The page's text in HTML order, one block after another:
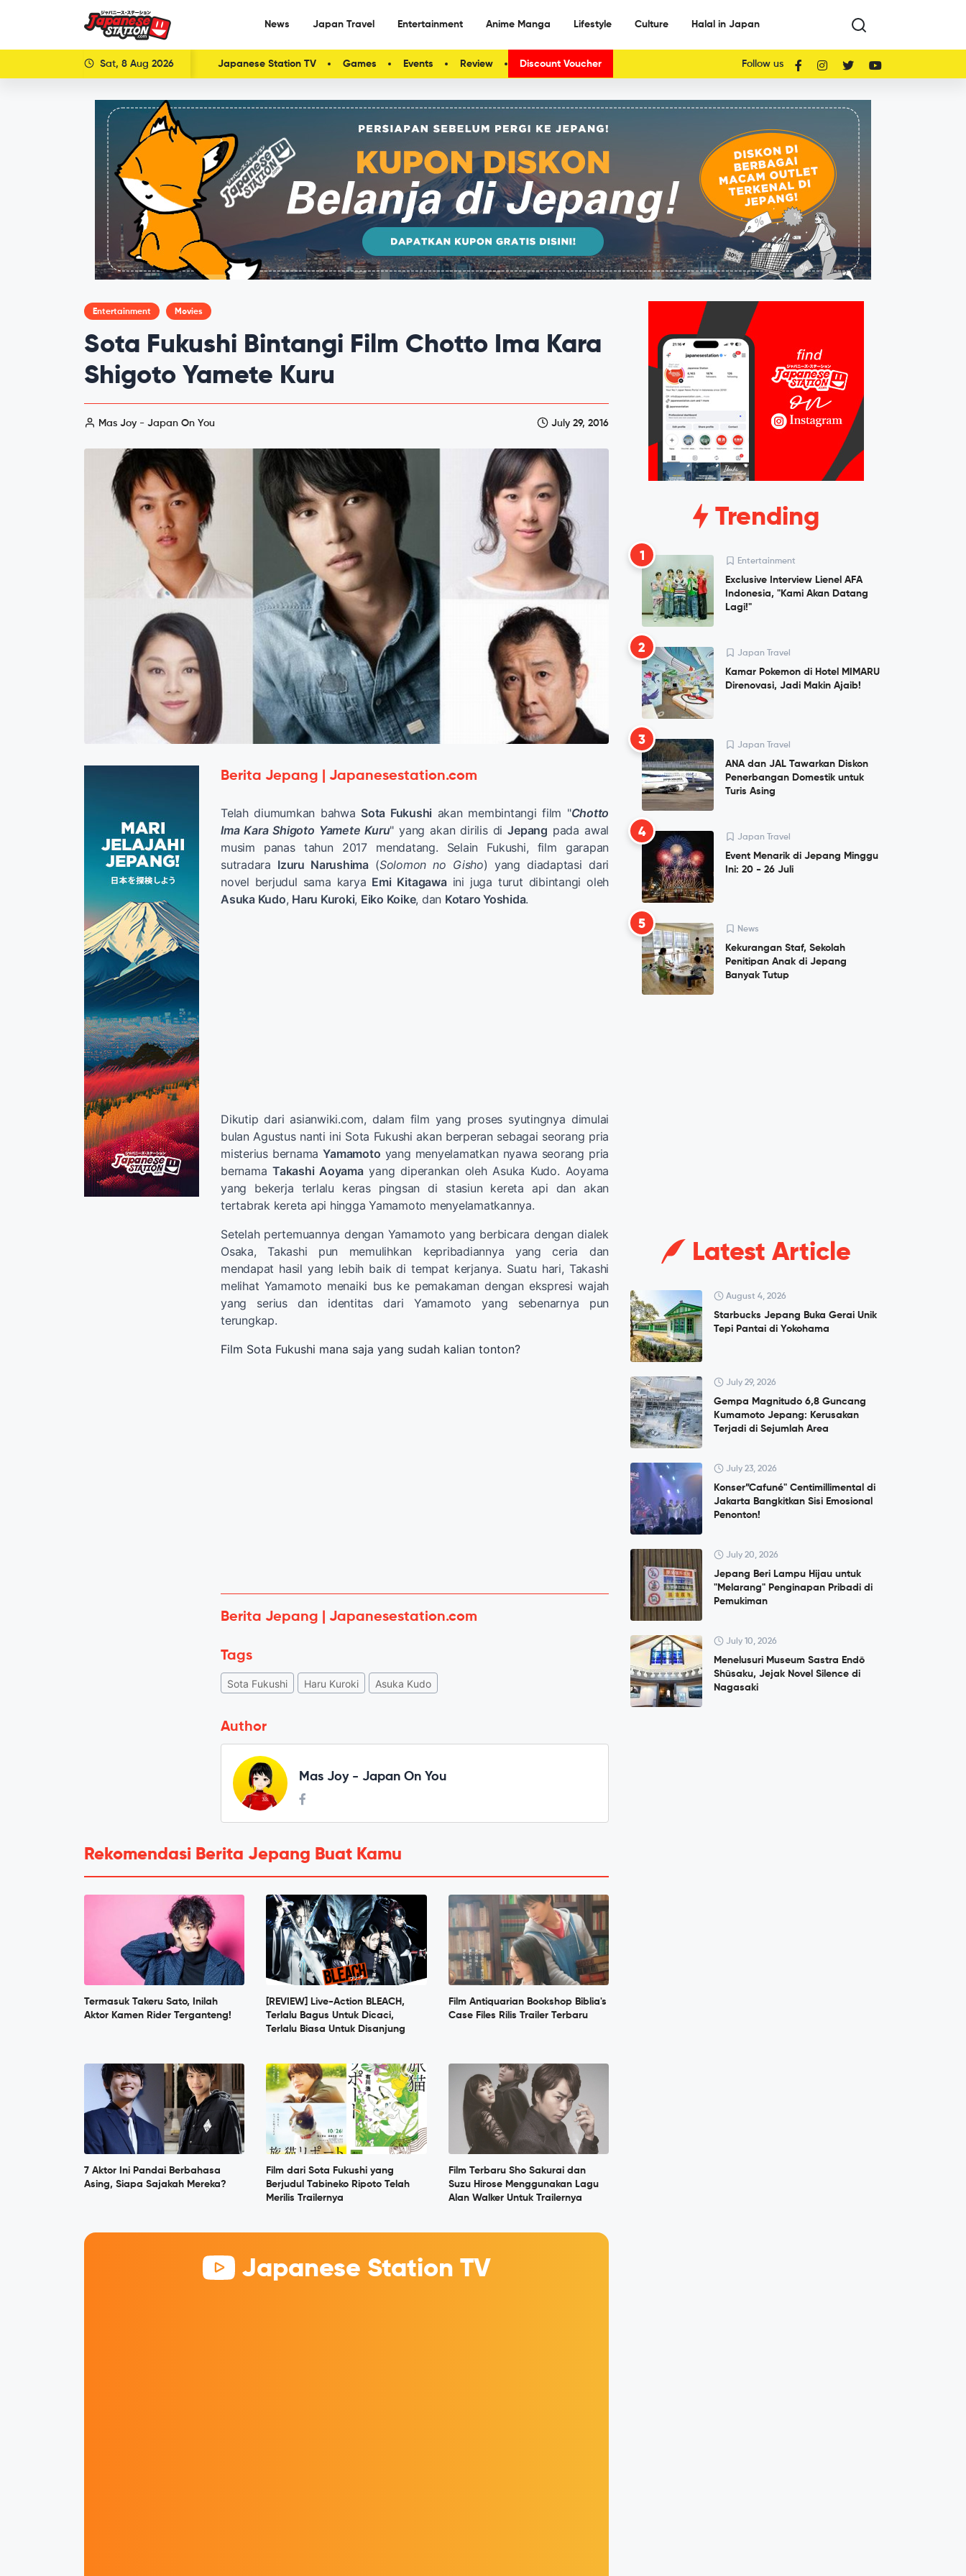
News Japan Travel Entertainment Anime Manga Lifestyle Culture Halal in Japan
Sat, 8 Aug 2026 Japanese Station TV Games Events Review Discount Voucher Follow us
Entertainment Movies
Sota Fukushi Bintangi Film Chotto Ima Kara
Shigoto Yamete Kuru
Mas Joy - Japan On You July 29, 2016
Berita Jepang | Japanesestation.com
Telah diumumkan bahwa Sota Fukushi akan membintangi film "Chotto
Ima Kara Shigoto Yamete Kuru" yang akan dirilis diJepang pada awal
musim panas tahun 2017 mendatang. Selain Fukushi, film garapan
sutradara Izuru Narushima(Solomon no Gisho) yang diadaptasi dari
novel berjudul sama karya Emi Kitagawaini juga turut dibintangi oleh
Asuka Kudo, Haru Kuroki, Eiko Koike, dan Kotaro Yoshida.
Dikutip dari asianwiki.com, dalam film yang proses syutingnya dimulai
bulan Agustus nanti ini Sota Fukushi akan berperan sebagai seorang pria
misterius bernamaYamamoto yang menyelamatkan nyawa seorang pria
bernamaTakashi Aoyamayang diperankan oleh Asuka Kudo. Aoyama
yang bekerja terlalu keras pingsan di stasiun kereta api dan akan
tertabrak kereta api hingga Yamamoto menyelamatkannya.
Setelah pertemuannya dengan Yamamoto yang berbicara dengan dialek
Osaka, Takashi pun memulihkan kepribadiannya yang ceria dan
mendapat hasil yang lebih baik di tempat kerjanya. Suatu hari, Takashi
melihat Yamamoto menaiki bus ke pemakaman dengan ekspresi wajah
yang serius dan identitas dari Yamamoto yang sebenarnya pun
terungkap.
Film Sota Fukushi mana saja yang sudah kalian tonton?
Berita Jepang | Japanesestation.com
Tags
Sota Fukushi Haru Kuroki Asuka Kudo
Author
Mas Joy - Japan On You
Rekomendasi Berita Jepang Buat Kamu
Termasuk Takeru Sato, Inilah
Aktor Kamen Rider Terganteng!
[REVIEW] Live-Action BLEACH,
Terlalu Bagus Untuk Dicaci,
Terlalu Biasa Untuk Disanjung
Film Antiquarian Bookshop Biblia's
Case Files Rilis Trailer Terbaru
7 Aktor Ini Pandai Berbahasa
Asing, Siapa Sajakah Mereka?
Film dari Sota Fukushi yang
Berjudul Tabineko Ripoto Telah
Merilis Trailernya
Film Terbaru Sho Sakurai dan
Suzu Hirose Menggunakan Lagu
Alan Walker Untuk Trailernya
Japanese Station TV
Trending
1 Entertainment
Exclusive Interview Lienel AFA
Indonesia, "Kami Akan Datang
Lagi!"
2 Japan Travel
Kamar Pokemon di Hotel MIMARU
Direnovasi, Jadi Makin Ajaib!
3 Japan Travel
ANA dan JAL Tawarkan Diskon
Penerbangan Domestik untuk
Turis Asing
4 Japan Travel
Event Menarik di Jepang Minggu
Ini: 20 - 26 Juli
5 News
Kekurangan Staf, Sekolah
Penitipan Anak di Jepang
Banyak Tutup
Latest Article
August 4, 2026
Starbucks Jepang Buka Gerai Unik
Tepi Pantai di Yokohama
July 29, 2026
Gempa Magnitudo 6,8 Guncang
Kumamoto Jepang: Kerusakan
Terjadi di Sejumlah Area
July 23, 2026
Konser”Cafuné" Centimillimental di
Jakarta Bangkitkan Sisi Emosional
Penonton!
July 20, 2026
Jepang Beri Lampu Hijau untuk
"Melarang" Penginapan Pribadi di
Pemukiman
July 10, 2026
Menelusuri Museum Sastra Endō
Shūsaku, Jejak Novel Silence di
Nagasaki